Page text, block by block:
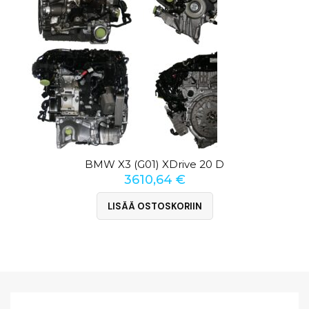
BMW X3 (G01) XDrive 20 D
3610,64 €
LISÄÄ OSTOSKORIIN